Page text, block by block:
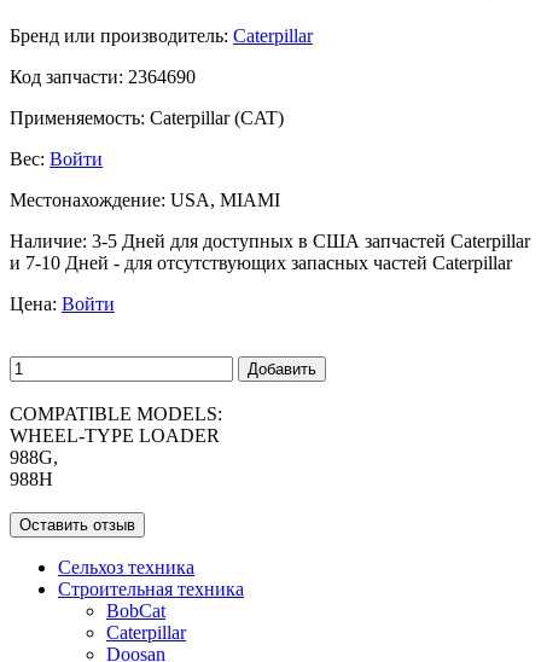
Бренд или производитель: Caterpillar
Код запчасти: 2364690
Применяемость: Caterpillar (CAT)
Вес: Войти
Местонахождение: USA, MIAMI
Наличие: 3-5 Дней для доступных в США запчастей Caterpillar
и 7-10 Дней - для отсутствующих запасных частей Caterpillar
Цена: Войти
Добавить
COMPATIBLE MODELS:
WHEEL-TYPE LOADER
988G,
988H
Оставить отзыв
Сельхоз техника
Строительная техника
BobCat
Caterpillar
Doosan